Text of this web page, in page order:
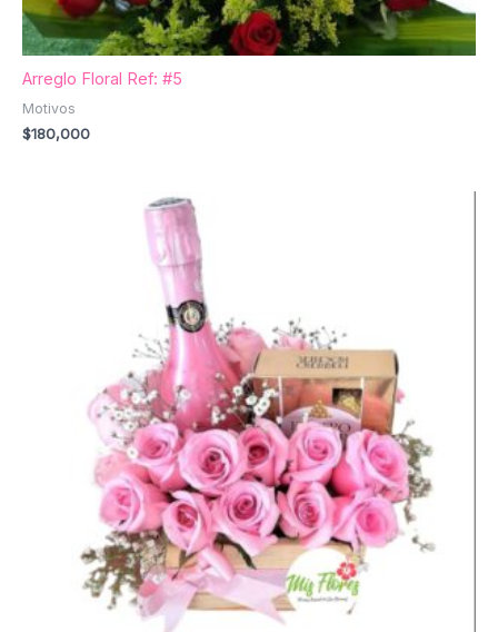
Arreglo Floral Ref: #5
Motivos
$180,000